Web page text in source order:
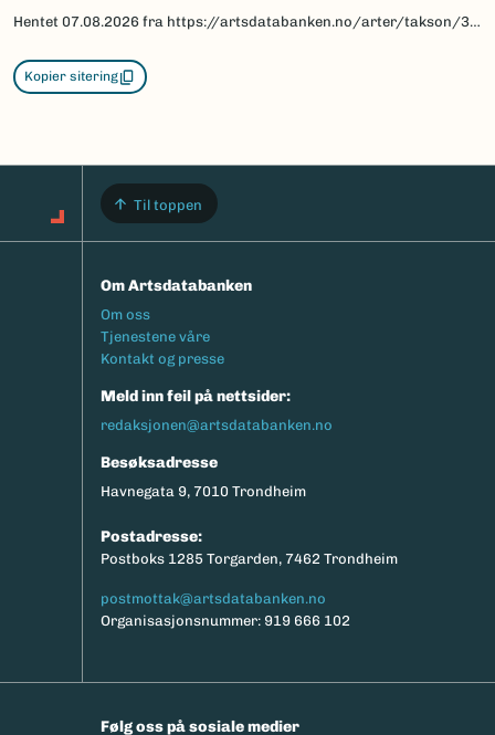
Hentet 07.08.2026 fra https://artsdatabanken.no/arter/takson/3273/beskrivelse
Kopier sitering
Til toppen
Om Artsdatabanken
Footermeny
Om oss
Tjenestene våre
Kontakt og presse
Meld inn feil på nettsider:
redaksjonen@artsdatabanken.no
Besøksadresse
Havnegata 9, 7010 Trondheim
Postadresse:
Postboks 1285 Torgarden, 7462 Trondheim
postmottak@artsdatabanken.no
Organisasjonsnummer: 919 666 102
Følg oss på sosiale medier